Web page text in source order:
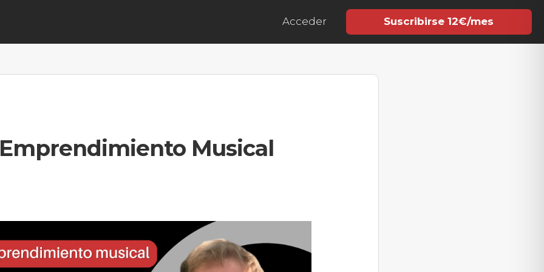
Acceder Suscribirse 12€/mes
Emprendimiento Musical